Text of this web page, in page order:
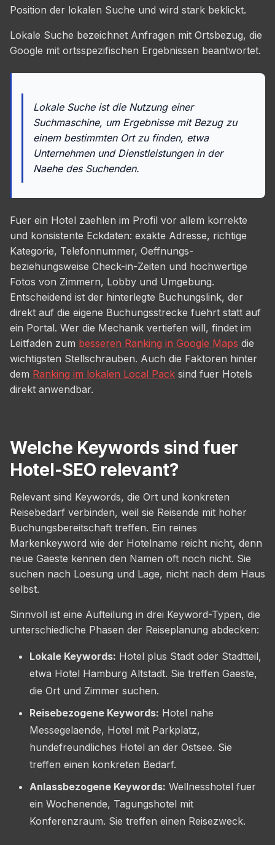
Position der lokalen Suche und wird stark beklickt.
Lokale Suche bezeichnet Anfragen mit Ortsbezug, die
Google mit ortsspezifischen Ergebnissen beantwortet.
Lokale Suche ist die Nutzung einer
Suchmaschine, um Ergebnisse mit Bezug zu
einem bestimmten Ort zu finden, etwa
Unternehmen und Dienstleistungen in der
Naehe des Suchenden.
Fuer ein Hotel zaehlen im Profil vor allem korrekte
und konsistente Eckdaten: exakte Adresse, richtige
Kategorie, Telefonnummer, Oeffnungs-
beziehungsweise Check-in-Zeiten und hochwertige
Fotos von Zimmern, Lobby und Umgebung.
Entscheidend ist der hinterlegte Buchungslink, der
direkt auf die eigene Buchungsstrecke fuehrt statt auf
ein Portal. Wer die Mechanik vertiefen will, findet im
Leitfaden zum besseren Ranking in Google Maps die
wichtigsten Stellschrauben. Auch die Faktoren hinter
dem Ranking im lokalen Local Pack sind fuer Hotels
direkt anwendbar.
Welche Keywords sind fuer
Hotel-SEO relevant?
Relevant sind Keywords, die Ort und konkreten
Reisebedarf verbinden, weil sie Reisende mit hoher
Buchungsbereitschaft treffen. Ein reines
Markenkeyword wie der Hotelname reicht nicht, denn
neue Gaeste kennen den Namen oft noch nicht. Sie
suchen nach Loesung und Lage, nicht nach dem Haus
selbst.
Sinnvoll ist eine Aufteilung in drei Keyword-Typen, die
unterschiedliche Phasen der Reiseplanung abdecken:
Lokale Keywords: Hotel plus Stadt oder Stadtteil,
etwa Hotel Hamburg Altstadt. Sie treffen Gaeste,
die Ort und Zimmer suchen.
Reisebezogene Keywords: Hotel nahe
Messegelaende, Hotel mit Parkplatz,
hundefreundliches Hotel an der Ostsee. Sie
treffen einen konkreten Bedarf.
Anlassbezogene Keywords: Wellnesshotel fuer
ein Wochenende, Tagungshotel mit
Konferenzraum. Sie treffen einen Reisezweck.